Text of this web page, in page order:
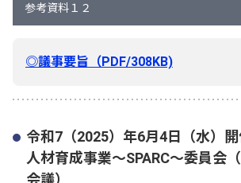
参考資料１２
◎議事要旨（PDF/308KB)
令和7（2025）年6月4日（水）
人材育成事業～SPARC～委員会
会議）